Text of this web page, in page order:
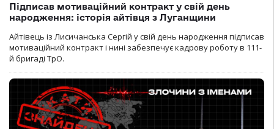
Підписав мотиваційний контракт у свій день
народження: історія айтівця з Луганщини
Айтівець із Лисичанська Сергій у свій день народження підписав
мотиваційний контракт і нині забезпечує кадрову роботу в 111-
й бригаді ТрО.